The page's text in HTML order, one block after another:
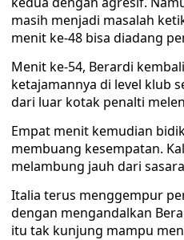
masih menjadi masalah
menit ke-48 bisa diadang
Menit ke-54, Berardi
ketajamannya di level klub
dari luar kotak penalti
Empat menit kemudian
membuang kesempatan.
melambung jauh dari
Italia terus menggempur
dengan mengandalkan
itu tak kunjung mampu